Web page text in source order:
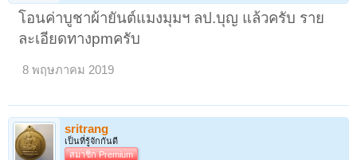
โอนค่าบูชาผ้ายันต์แมงมุมฯ ลป.บุญ แล้วครับ ราย
ละเอียดทางpmครับ
8 พฤษภาคม 2019
sritrang
เป็นที่รู้จักกันดี
สมาชิก Premium